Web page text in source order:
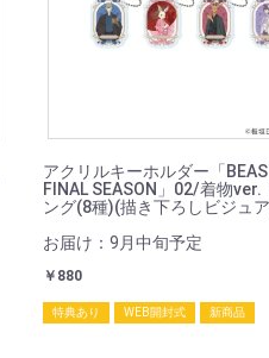
アクリルキーホルダー「
FINAL SEASON」02/着物ver.
ング(8種)(描き下ろしビジュ
お届け：9月中旬予定
￥880
特典あり WEB開封式 新商品